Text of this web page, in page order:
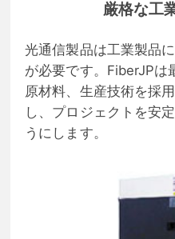
厳格な工
光通信製品は工業製品
が必要です。FiberJPは
原材料、生産技術を採
し、プロジェクトを安
うにします。